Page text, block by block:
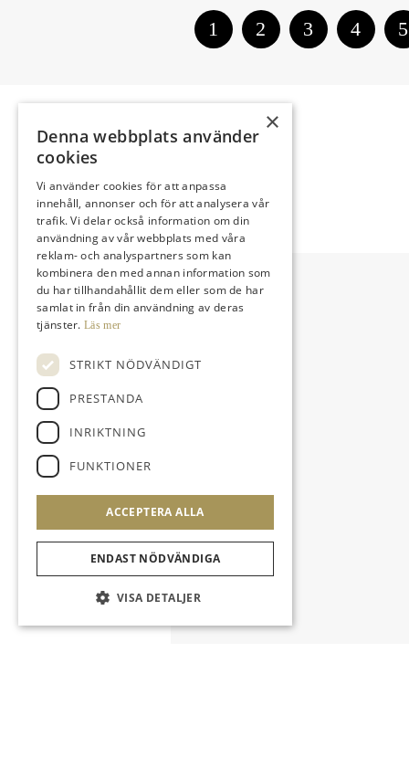
1 2 3 4 5
Baninformation
×
Denna webbplats använder
cookies
Vi använder cookies för att anpassa
innehåll, annonser och för att analysera vår
trafik. Vi delar också information om din
användning av vår webbplats med våra
reklam- och analyspartners som kan
kombinera den med annan information som
du har tillhandahållit dem eller som de har
samlat in från din användning av deras
tjänster. Läs mer
STRIKT NÖDVÄNDIGT
PRESTANDA
INRIKTNING
FUNKTIONER
ACCEPTERA ALLA
ENDAST NÖDVÄNDIGA
VISA DETALJER